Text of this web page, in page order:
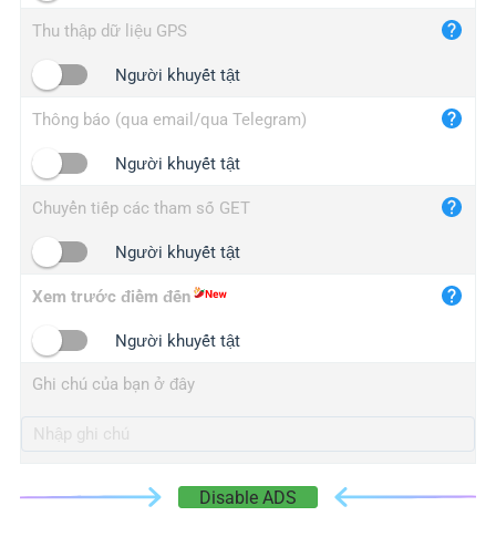
Thu thập dữ liệu GPS
Người khuyết tật
Thông báo (qua email/qua Telegram)
Người khuyết tật
Chuyển tiếp các tham số GET
Người khuyết tật
Xem trước điểm đến
Người khuyết tật
Ghi chú của bạn ở đây
Disable ADS